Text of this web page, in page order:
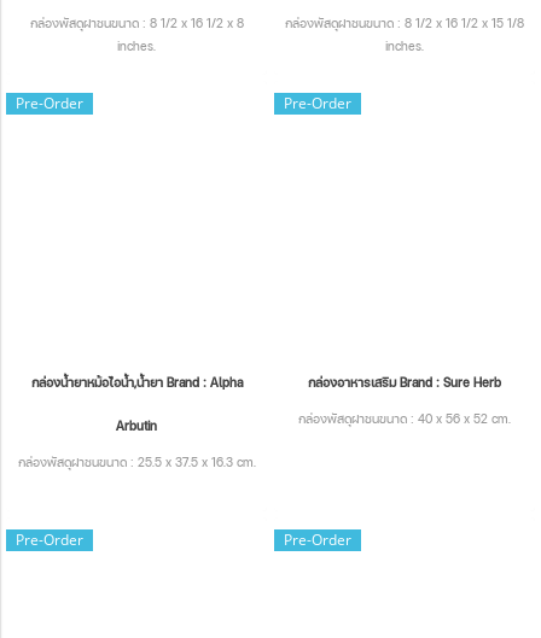
กล่องพัสดุฝาชนขนาด : 8 1/2 x 16 1/2 x 8
inches.
กล่องพัสดุฝาชนขนาด : 8 1/2 x 16 1/2 x 15 1/8
inches.
Pre-Order
กล่องน้ำยาหม้อไอน้ำ,น้ำยา Brand : Alpha
Arbutin
กล่องพัสดุฝาชนขนาด : 25.5 x 37.5 x 16.3 cm.
Pre-Order
กล่องอาหารเสริม Brand : Sure Herb
กล่องพัสดุฝาชนขนาด : 40 x 56 x 52 cm.
Pre-Order Pre-Order